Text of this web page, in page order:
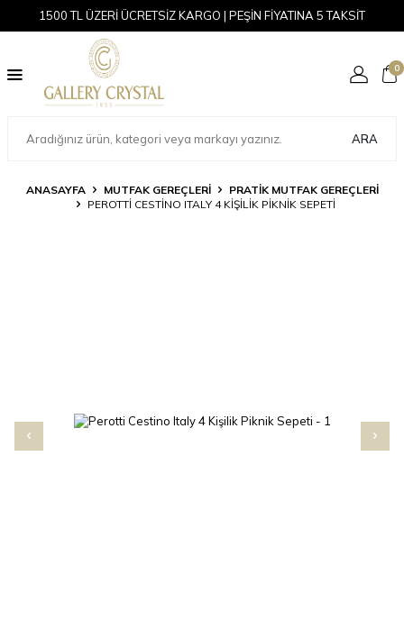
1500 TL ÜZERİ ÜCRETSİZ KARGO | PEŞİN FİYATINA 5 TAKSİT
ARA
0
ANASAYFA MUTFAK GEREÇLERİ
PRATIK MUTFAK GEREÇLERI
PEROTTI CESTINO ITALY 4 KIŞILIK PIKNIK SEPETI